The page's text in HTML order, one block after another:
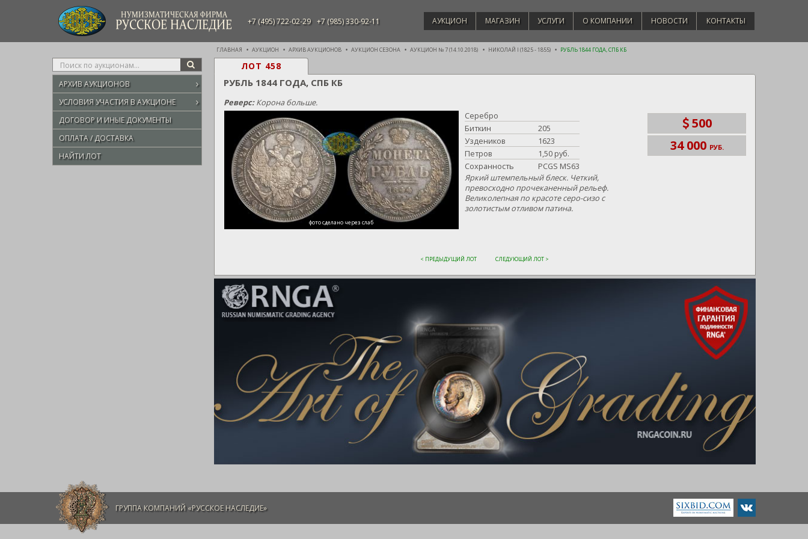
НУМИЗМАТИЧЕСКАЯ ФИРМА
РУССКОЕ НАСЛЕДИЕ +7 (495) 722-02-29 +7 (985) 330-92-11 АУКЦИОН МАГАЗИН УСЛУГИ О КОМПАНИИ НОВОСТИ КОНТАКТЫ
ГЛАВНАЯ АУКЦИОН АРХИВ АУКЦИОНОВ АУКЦИОН СЕЗОНА АУКЦИОН № 7 (14.10.2018) НИКОЛАЙ I (1825 - 1855) РУБЛЬ 1844 ГОДА, СПБ КБ
Type
your
search
here
SEARCH
АРХИВ АУКЦИОНОВ
УСЛОВИЯ УЧАСТИЯ В АУКЦИОНЕ
ДОГОВОР И ИНЫЕ ДОКУМЕНТЫ
ОПЛАТА / ДОСТАВКА
НАЙТИ ЛОТ
ЛОТ 458
РУБЛЬ 1844 ГОДА, СПБ КБ
Реверс:Корона больше.
фото сделано через слаб
Серебро
Биткин
205
Уздеников
1623
Петров
1,50 руб.
Сохранность
PCGS MS63
Яркий штемпельный блеск. Четкий,
превосходно прочеканенный рельеф.
Великолепная по красоте серо-сизо с
золотистым отливом патина.
500
34 000 РУБ.
< ПРЕДЫДУЩИЙ ЛОТ СЛЕДУЮЩИЙ ЛОТ >
ГРУППА КОМПАНИЙ «РУССКОЕ НАСЛЕДИЕ»